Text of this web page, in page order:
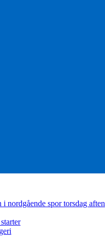
nordgående spor torsdag aften